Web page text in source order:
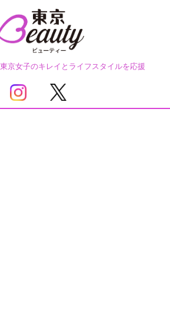
京女子のキレイとライフスタイルを応援